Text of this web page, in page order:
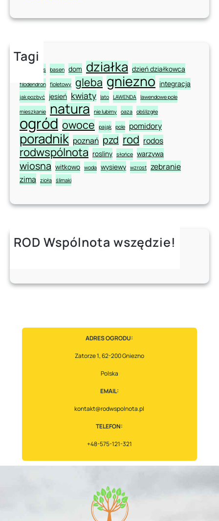
Tagi
aloes basen dom działka dzień działkowca
filodendron fioletowy gleba gniezno integracja
jak pozbyć jesień kwiaty lato LAWENDA lawendowe pole
mieszkanie natura nie lubimy oaza obślizgłe
ogród owoce pająk pole pomidory
poradnik poznań pzd rod rodos
rodwspólnota rosliny słońce warzywa
wiosna witkowo woda wysiewy wzrost zebranie
zima
zioła ślimaki
ROD Wspólnota wszędzie!
ADRES OGRODU:
Zatorze 1, 62-200 Gniezno
Polska
EMAIL:
kontakt@rodwspolnota.pl
TELEFON:
+48-575-121-321